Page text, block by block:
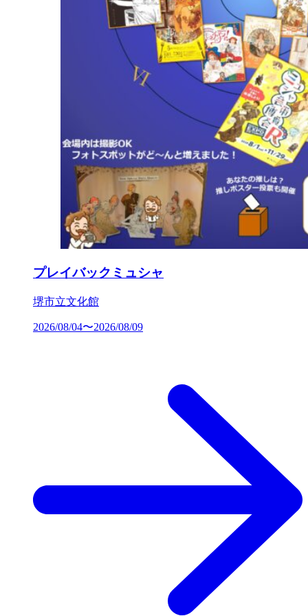
プレイバックミュシャ
堺市立文化館
2026/08/04〜2026/08/09